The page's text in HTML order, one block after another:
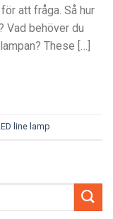
att fråga. Så hur
Vad behöver du
These […]
line lamp